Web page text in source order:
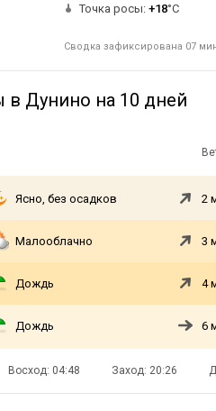
Точка росы: +18°C
Сводка зафиксирована 07
в Дунино на 10 дней
Ясно, без осадков 2
Малооблачно 3
Дождь 4
Дождь 6
Восход: 04:48 Заход: 20:26